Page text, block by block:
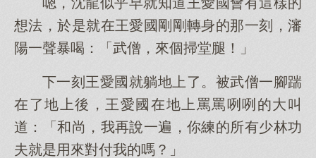
想法，於是就在王愛國剛剛轉身的那一刻，瀋
陽一聲暴喝：「武僧，來個掃堂腿！」
下一刻王愛國就躺地上了。被武僧一腳踹
在了地上後，王愛國在地上罵罵咧咧的大叫
道：「和尚，我再說一遍，你練的所有少林功
夫就是用來對付我的嗎？」